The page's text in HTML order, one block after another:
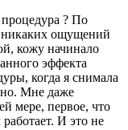
? По
никаких ощущений
кожу начинало
эффекта
когда я снимала
Мне даже
мере, первое, что
И это не